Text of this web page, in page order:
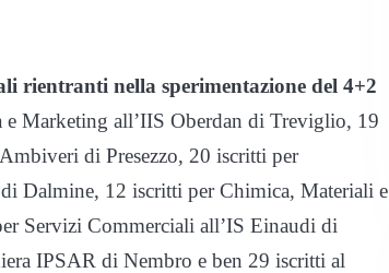
rientranti nella sperimentazione del 4+2
Marketing all’IIS Oberdan di Treviglio, 19
di Presezzo, 20 iscritti per
Dalmine, 12 iscritti per Chimica, Materiali e
Servizi Commerciali all’IS Einaudi di
IPSAR di Nembro e ben 29 iscritti al